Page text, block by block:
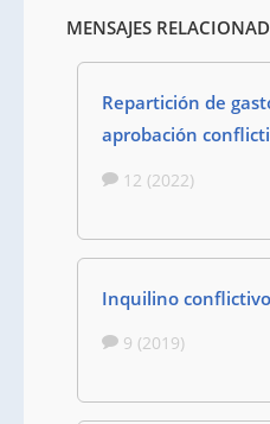
MENSAJES
Repartición de
aprobación
12 (2022)
Inquilino conflictivo
9 (2019)